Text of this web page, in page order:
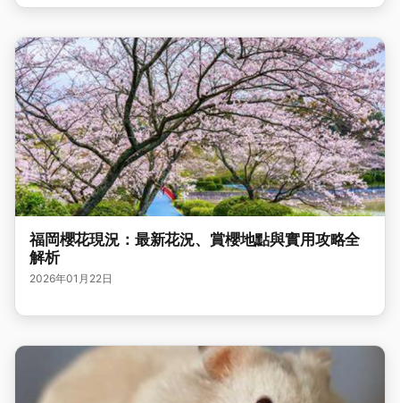
福岡櫻花現況：最新花況、賞櫻地點與實用攻略全
解析
2026年01月22日